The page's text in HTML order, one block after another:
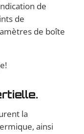
de
de
de boîte
la
ainsi